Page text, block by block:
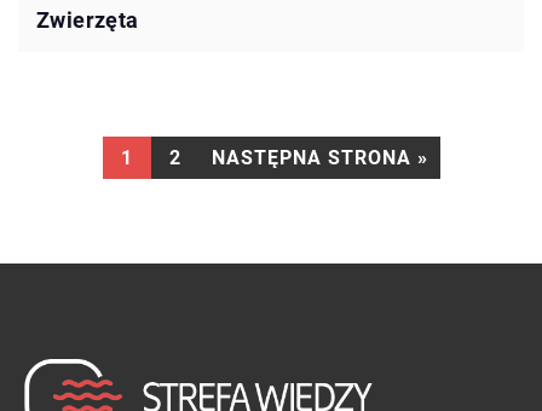
Zwierzęta
1 2 NASTĘPNA STRONA »